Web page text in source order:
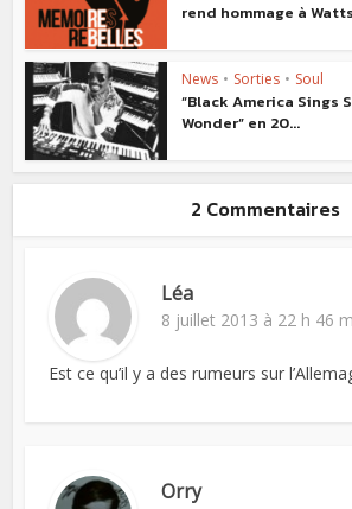
rend hommage à
News • Sorties • Soul
“Black America Sings
Wonder” en 20...
2 Commentaires
Léa
8 juillet 2013 à 22 h 46
Est ce qu’il y a des rumeurs sur
Orry